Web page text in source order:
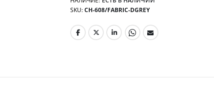
SKU CH-608/FABRIC-DGREY